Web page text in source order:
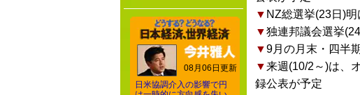
▼ NZ総選挙(23日)明
▼独連邦議会選挙
▼9月の月末・四半
▼来週(10/2～)は、
録公表が予定
08月06日更新
日米協調介入の影響で円